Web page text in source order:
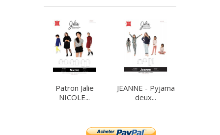
Patron Jalie
NICOLE...
JEANNE - Pyjama
deux...